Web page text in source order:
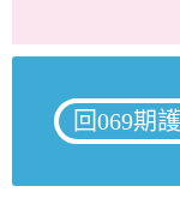
回069期